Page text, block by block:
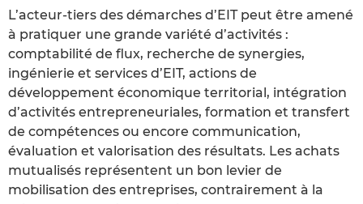
L’acteur-tiers des démarches d’EIT peut être amené
à pratiquer une grande variété d’activités :
comptabilité de flux, recherche de synergies,
ingénierie et services d’EIT, actions de
développement économique territorial, intégration
d’activités entrepreneuriales, formation et transfert
de compétences ou encore communication,
évaluation et valorisation des résultats. Les achats
mutualisés représentent un bon levier de
mobilisation des entreprises, contrairement à la